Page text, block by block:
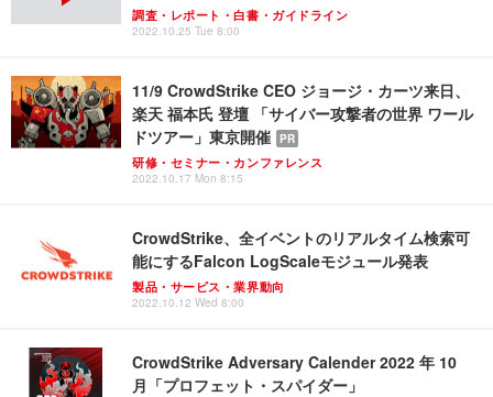
調査・レポート・白書・ガイドライン
2022.10.25 Tue 8:00
11/9 CrowdStrike CEO ジョージ・カーツ来日、
楽天 福本氏 登壇 「サイバー攻撃者の世界 ワール
ドツアー」東京開催 PR
研修・セミナー・カンファレンス
2022.10.17 Mon 8:15
CrowdStrike、全イベントのリアルタイム検索可
能にするFalcon LogScaleモジュール発表
製品・サービス・業界動向
2022.10.12 Wed 8:00
CrowdStrike Adversary Calender 2022 年 10
月「プロフェット・スパイダー」